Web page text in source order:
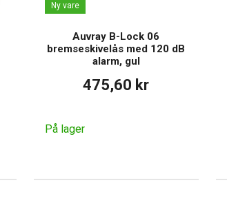
Ny vare
Auvray B-Lock 06
bremseskivelås med 120 dB
alarm, gul
475,60 kr
På lager